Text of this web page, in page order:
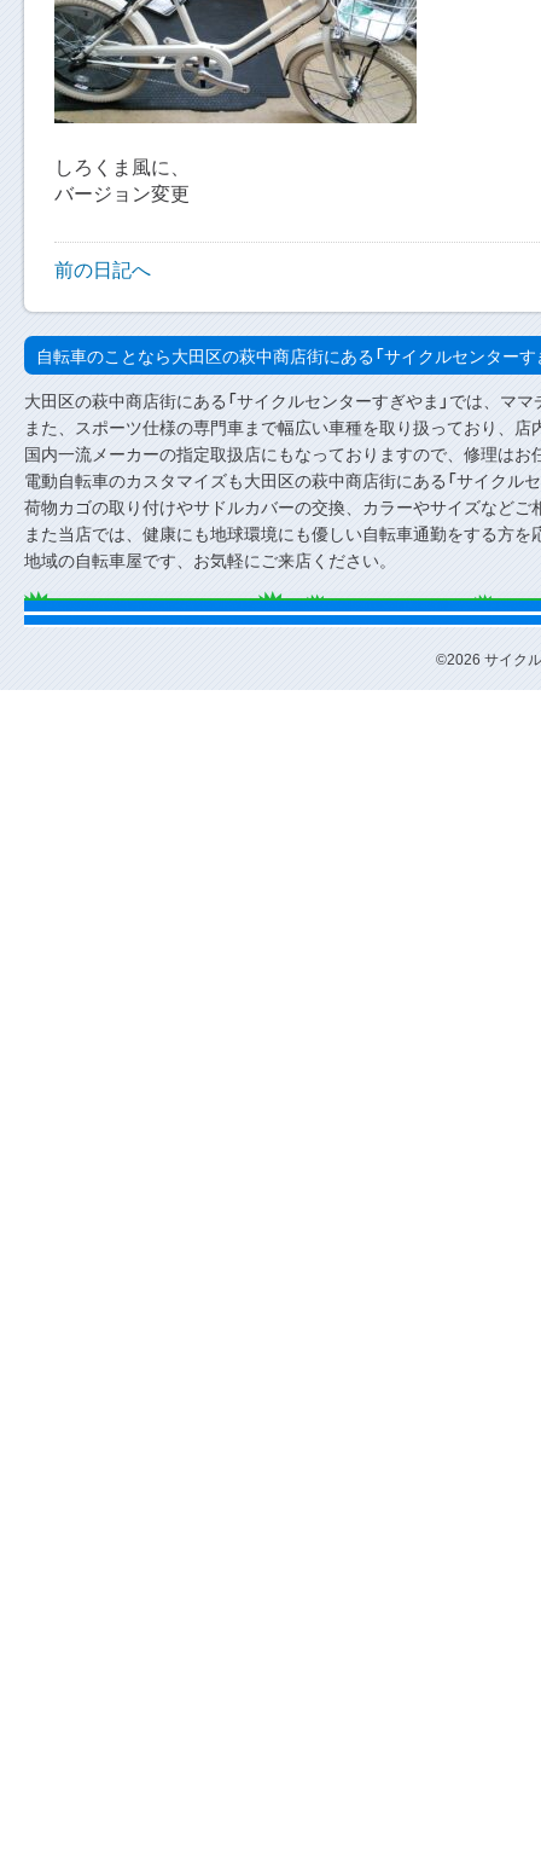
しろくま風に、
バージョン変更
前の日記へ
自転車のことなら大田区の萩中商店街にある「サイクルセンターす
大田区の萩中商店街にある「サイクルセンターすぎやま」では、
また、スポーツ仕様の専門車まで幅広い車種を取り扱っており、
国内一流メーカーの指定取扱店にもなっておりますので、修理はお
電動自転車のカスタマイズも大田区の萩中商店街にある「サイクル
荷物カゴの取り付けやサドルカバーの交換、カラーやサイズなどご
また当店では、健康にも地球環境にも優しい自転車通勤をする方を
地域の自転車屋です、お気軽にご来店ください。
©2026 サイク